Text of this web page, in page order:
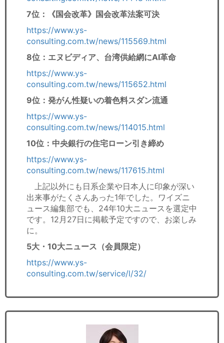
7位：《国会改革》国会改革法案可決
https://www.ys-
consulting.com.tw/news/115569.html
8位：エヌビディア、台湾供給網にAI革命
https://www.ys-
consulting.com.tw/news/115652.html
9位：発がん性疑いの着色料スダン流通
https://www.ys-
consulting.com.tw/news/114015.html
10位：中央銀行の住宅ローン引き締め
https://www.ys-
consulting.com.tw/news/117615.html
上記以外にも日系企業や日本人に印象が深い
出来事がたくさんあった1年でした。ワイズニ
ュース編集部でも、24年10大ニュースを選定中
です。12月27日に掲載予定ですので、お楽しみ
に。
5大・10大ニュース（会員限定）
https://www.ys-
consulting.com.tw/service/l/32/